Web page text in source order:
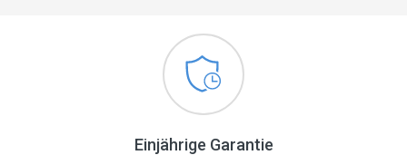
Einjährige Garantie